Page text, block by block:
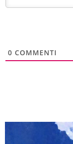
0 COMMENTI